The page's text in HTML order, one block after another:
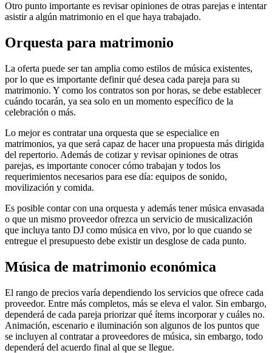
Otro punto importante es revisar opiniones de otras parejas e intentar
asistir a algún matrimonio en el que haya trabajado.
Orquesta para matrimonio
La oferta puede ser tan amplia como estilos de música existentes,
por lo que es importante definir qué desea cada pareja para su
matrimonio. Y como los contratos son por horas, se debe establecer
cuándo tocarán, ya sea solo en un momento específico de la
celebración o más.
Lo mejor es contratar una orquesta que se especialice en
matrimonios, ya que será capaz de hacer una propuesta más dirigida
del repertorio. Además de cotizar y revisar opiniones de otras
parejas, es importante conocer cómo trabajan y todos los
requerimientos necesarios para ese día: equipos de sonido,
movilización y comida.
Es posible contar con una orquesta y además tener música envasada
o que un mismo proveedor ofrezca un servicio de musicalización
que incluya tanto DJ como música en vivo, por lo que cuando se
entregue el presupuesto debe existir un desglose de cada punto.
Música de matrimonio económica
El rango de precios varía dependiendo los servicios que ofrece cada
proveedor. Entre más completos, más se eleva el valor. Sin embargo,
dependerá de cada pareja priorizar qué ítems incorporar y cuáles no.
Animación, escenario e iluminación son algunos de los puntos que
se incluyen al contratar a proveedores de música, sin embargo, todo
dependerá del acuerdo final al que se llegue.